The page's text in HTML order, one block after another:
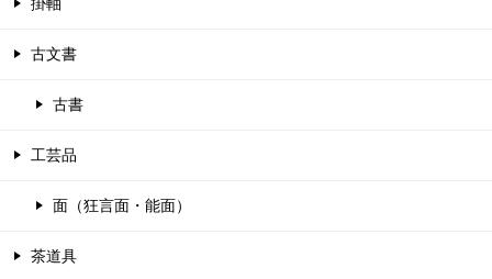
掛軸
古文書
古書
工芸品
面（狂言面・能面）
茶道具